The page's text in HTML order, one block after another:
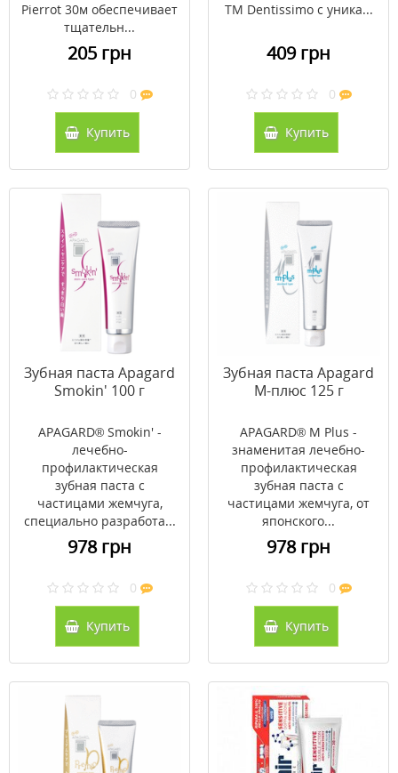
Pierrot 30м обеспечивает
тщательн...
205 грн
0
Купить
ТМ Dentissimo с уника...
409 грн
0
Купить
Зубная паста Apagard
Smokin' 100 г
APAGARD® Smokin' -
лечебно-
профилактическая
зубная паста с
частицами жемчуга,
специально разработа...
978 грн
0
Купить
Зубная паста Apagard
М-плюс 125 г
APAGARD® M Plus -
знаменитая лечебно-
профилактическая
зубная паста с
частицами жемчуга, от
японского...
978 грн
0
Купить